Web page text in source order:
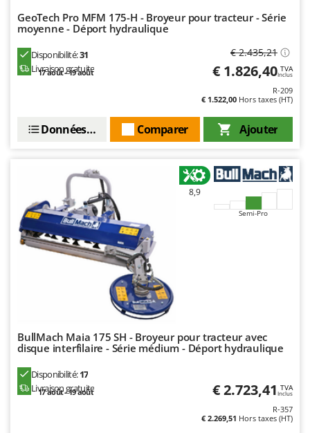
Mastercook
Masterpro
McCulloch
Mille
Mockmill
More than chef
MOSA
MOVA
Mowox
Nilfisk
Ninja
Novatec
GeoTech Pro MFM 175-H - Broyeur pour tracteur - Série
moyenne - Déport hydraulique
Disponibilité:31
Livraison gratuite
17 août - 19 août
€ 2.435,21
€ 1.826,40 TVA
Inclus
R-209
€ 1.522,00 Hors taxes (HT)
Ajouter
Comparer
Données techniques
8,9
Semi-Pro
BullMach Maia 175 SH - Broyeur pour tracteur avec
disque interfilaire - Série médium - Déport hydraulique
Disponibilité:17
Livraison gratuite
17 août - 19 août € 2.723,41 TVA
Inclus
R-357
€ 2.269,51 Hors taxes (HT)